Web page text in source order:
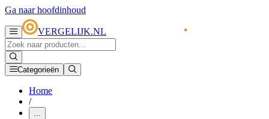
Ga naar hoofdinhoud
VERGELIJK.NL
Categorieën
Home
/
...